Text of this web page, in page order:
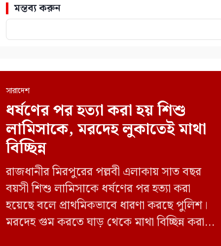
মন্তব্য করুন
সারাদেশ
ধর্ষণের পর হত্যা করা হয় শিশু
লামিসাকে, মরদেহ লুকাতেই মাথা
বিচ্ছিন্ন
রাজধানীর মিরপুরের পল্লবী এলাকায় সাত বছর
বয়সী শিশু লামিসাকে ধর্ষণের পর হত্যা করা
হয়েছে বলে প্রাথমিকভাবে ধারণা করছে পুলিশ।
মরদেহ গুম করতে ঘাড় থেকে মাথা বিচ্ছিন্ন করা